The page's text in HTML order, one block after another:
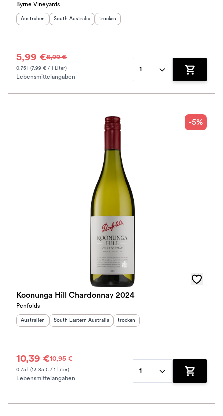
Byrne Vineyards
Herkunftsland :
Australien Herkunftsregion
South Australia Geschmack
trocken
5,99 €8,99 €
0.75 l (7.99 € / 1 Liter)
Lebensmittelangaben
1
Zum
-5%
Koonunga Hill Chardonnay 2024
Penfolds
Herkunftsland :
Australien Herkunftsregion:
South Eastern Australia Geschmack
trocken
10,39 €10,95 €
0.75 l (13.85 € / 1 Liter)
Lebensmittelangaben
1
Zum